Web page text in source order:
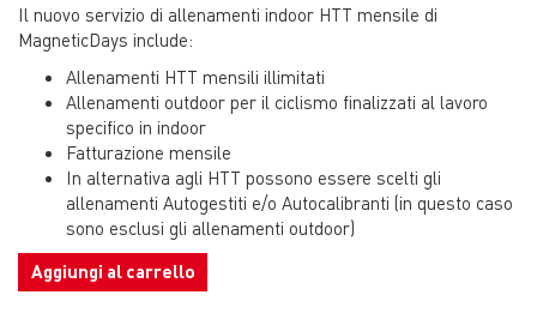
Il nuovo servizio di allenamenti indoor HTT mensile di
MagneticDays include:
Allenamenti HTT mensili illimitati
Allenamenti outdoor per il ciclismo finalizzati al lavoro
specifico in indoor
Fatturazione mensile
In alternativa agli HTT possono essere scelti gli
allenamenti Autogestiti e/o Autocalibranti (in questo caso
sono esclusi gli allenamenti outdoor)
Aggiungi al carrello